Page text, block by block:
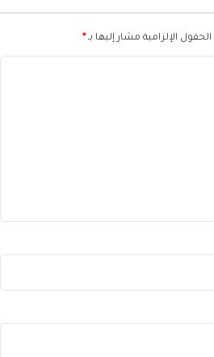
الحقول الإلزامية مشار إليها بـ *